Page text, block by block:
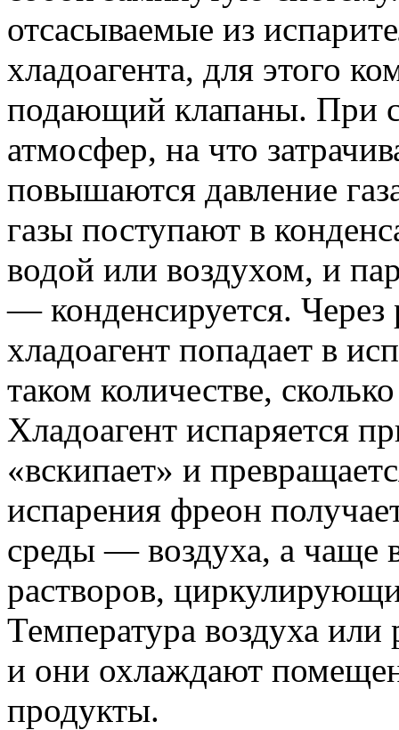
отсасываемые из
хладоагента, для этого
подающий клапаны. При
атмосфер, на что
повышаются давление
газы поступают в
водой или воздухом, и
— конденсируется.
хладоагент попадает в
таком количестве,
Хладоагент испаряется
«вскипает» и
испарения фреон
среды — воздуха, а чаще
растворов,
Температура воздуха или
и они охлаждают
продукты.